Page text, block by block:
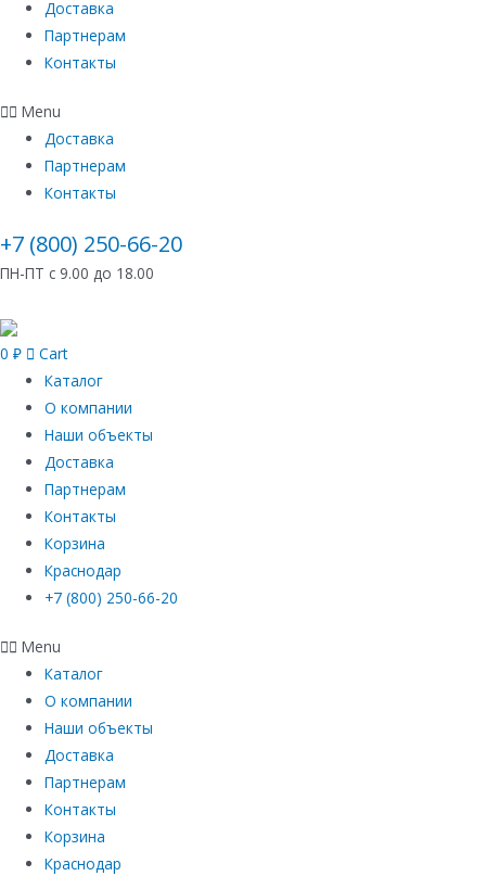
Доставка
Партнерам
Контакты
Menu
Доставка
Партнерам
Контакты
+7 (800) 250-66-20
ПН-ПТ с 9.00 до 18.00
0 ₽
Cart
Каталог
О компании
Наши объекты
Доставка
Партнерам
Контакты
Корзина
Краснодар
+7 (800) 250-66-20
Menu
Каталог
О компании
Наши объекты
Доставка
Партнерам
Контакты
Корзина
Краснодар